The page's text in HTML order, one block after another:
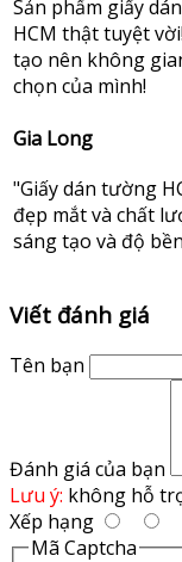
Sản phẩm giấy
HCM thật tuyệt
tạo nên không
chọn của mình!
Gia Long
"Giấy dán tường
đẹp mắt và chất
sáng tạo và độ
Viết đánh giá
Tên bạn
Đánh giá của bạn
Lưu ý: không hỗ
Xếp hạng
Mã Captcha